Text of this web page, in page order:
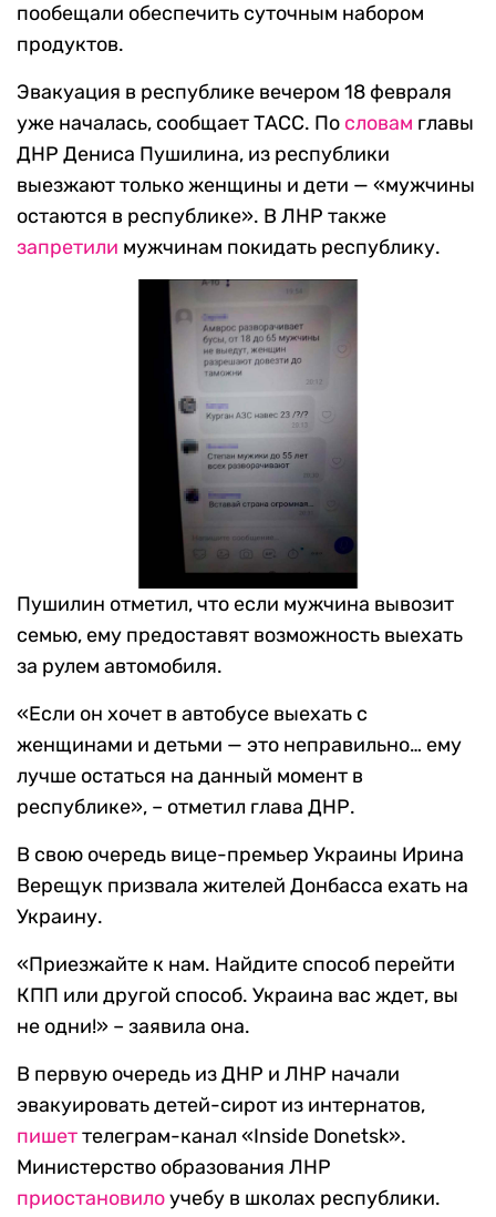
пообещали обеспечить суточным набором
продуктов.
Эвакуация в республике вечером 18 февраля
уже началась, сообщает ТАСС. По словам главы
ДНР Дениса Пушилина, из республики
выезжают только женщины и дети — «мужчины
остаются в республике». В ЛНР также
запретили мужчинам покидать республику.
Пушилин отметил, что если мужчина вывозит
семью, ему предоставят возможность выехать
за рулем автомобиля.
«Если он хочет в автобусе выехать с
женщинами и детьми — это неправильно… ему
лучше остаться на данный момент в
республике», – отметил глава ДНР.
В свою очередь вице-премьер Украины Ирина
Верещук призвала жителей Донбасса ехать на
Украину.
«Приезжайте к нам. Найдите способ перейти
КПП или другой способ. Украина вас ждет, вы
не одни!» – заявила она.
В первую очередь из ДНР и ЛНР начали
эвакуировать детей-сирот из интернатов,
пишеттелеграм-канал «Inside Donetsk».
Министерство образования ЛНР
приостановилоучебу в школах республики.